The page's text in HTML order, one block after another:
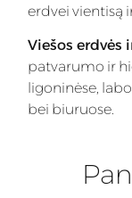
erdvei vientisą
Viešos
patvarumo ir
ligoninėse,
bei biuruose.